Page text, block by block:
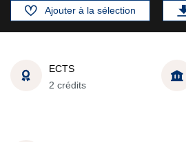
Ajouter à la sélection
ECTS
2 crédits